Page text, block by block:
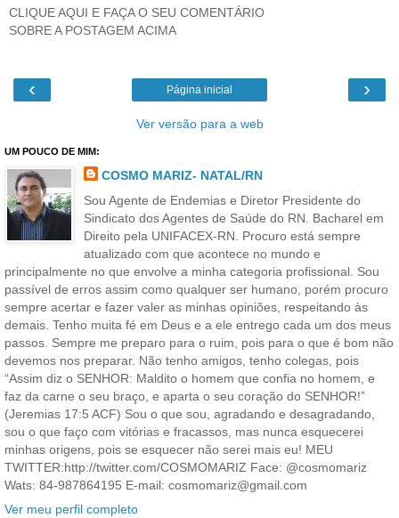
CLIQUE AQUI E FAÇA O SEU COMENTÁRIO
SOBRE A POSTAGEM ACIMA
‹ ›
Página inicial
Ver versão para a web
UM POUCO DE MIM:
COSMO MARIZ- NATAL/RN
Sou Agente de Endemias e Diretor Presidente do
Sindicato dos Agentes de Saúde do RN. Bacharel em
Direito pela UNIFACEX-RN. Procuro está sempre
atualizado com que acontece no mundo e
principalmente no que envolve a minha categoria profissional. Sou
passível de erros assim como qualquer ser humano, porém procuro
sempre acertar e fazer valer as minhas opiniões, respeitando às
demais. Tenho muita fé em Deus e a ele entrego cada um dos meus
passos. Sempre me preparo para o ruim, pois para o que é bom não
devemos nos preparar. Não tenho amigos, tenho colegas, pois
“Assim diz o SENHOR: Maldito o homem que confia no homem, e
faz da carne o seu braço, e aparta o seu coração do SENHOR!”
(Jeremias 17:5 ACF) Sou o que sou, agradando e desagradando,
sou o que faço com vitórias e fracassos, mas nunca esquecerei
minhas origens, pois se esquecer não serei mais eu! MEU
TWITTER:http://twitter.com/COSMOMARIZ Face: @cosmomariz
Wats: 84-987864195 E-mail: cosmomariz@gmail.com
Ver meu perfil completo